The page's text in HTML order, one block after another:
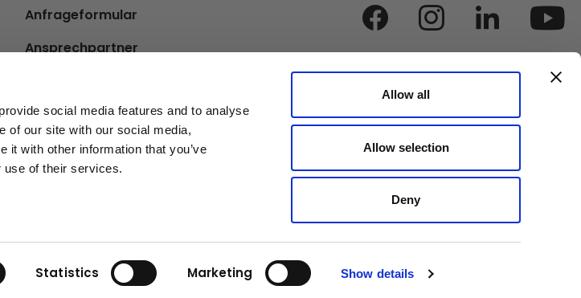
social media features and to analyse
of our site with our social media,
it with other information that you’ve
use of their services.
Statistics Marketing Show details
Allow all
Allow selection
Deny
Anfrageformular
Ansprechpartner
Hinweisgebersystem Verhaltenskodex Datenschutz
AGB
Impressum